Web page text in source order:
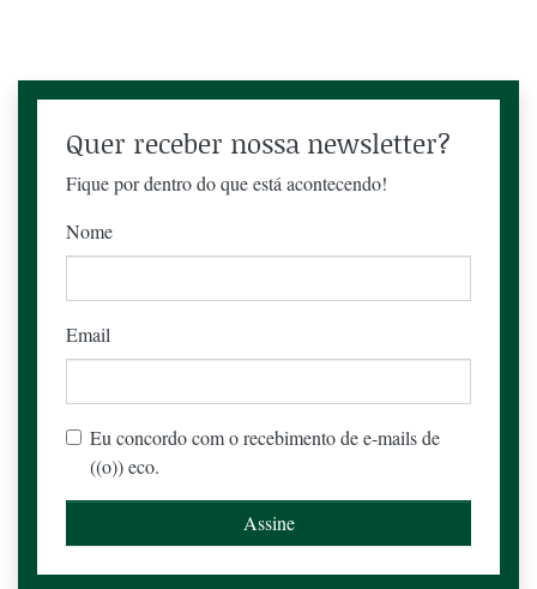
Quer receber nossa newsletter?
Fique por dentro do que está acontecendo!
Nome
Email
Eu concordo com o recebimento de e-mails de
((o)) eco.